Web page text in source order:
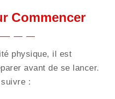
Commencer
physique, il est
avant de se lancer.
: